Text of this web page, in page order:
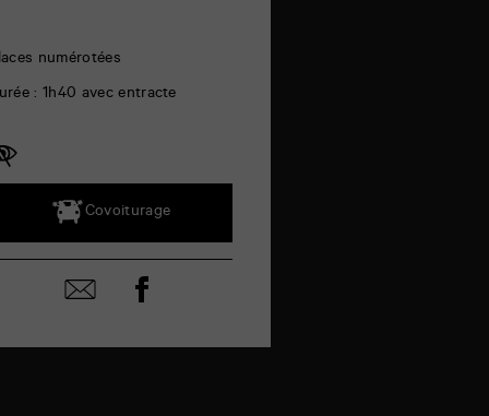
numérotées
: 1h40 avec entracte
Covoiturage
Partager
par
Partager
sur